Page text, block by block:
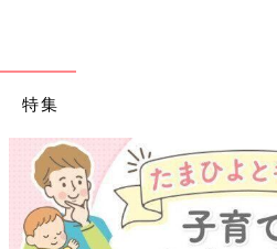
特集
【ワクチン接種できるもの